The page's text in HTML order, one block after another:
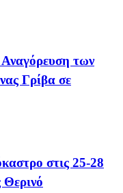
των
Γρίβα σε
στις 25-28